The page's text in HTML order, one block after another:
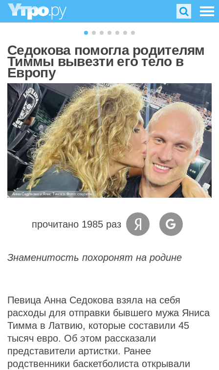
Седокова помогла родителям
Тиммы вывезти его тело в
Европу
Анна Седокова и Янис Тимма. Фото: соцсети
прочитано 1985 раз
Знаменитость похоронят на родине
Певица Анна Седокова взяла на себя
расходы для отправки бывшего мужа Яниса
Тимма в Латвию, которые составили 45
тысяч евро. Об этом рассказали
представители артистки. Ранее
родственники баскетболиста открывали